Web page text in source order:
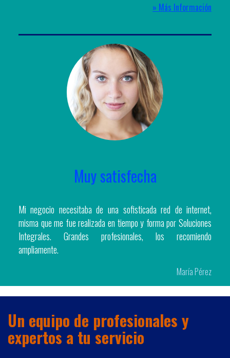
» Más Información
Muy satisfecha
Mi negocio necesitaba de una sofisticada red de internet,
misma que me fue realizada en tiempo y forma por Soluciones
Integrales. Grandes profesionales, los recomiendo
ampliamente.
María Pérez
Un equipo de profesionales y
expertos a tu servicio